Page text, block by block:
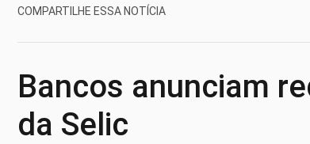
COMPARTILHE ESSA NOTÍCIA
Bancos anunciam
da Selic